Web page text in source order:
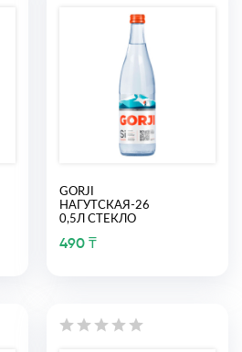
GORJI
НАГУТСКАЯ-26
0,5Л СТЕКЛО
490 ₸